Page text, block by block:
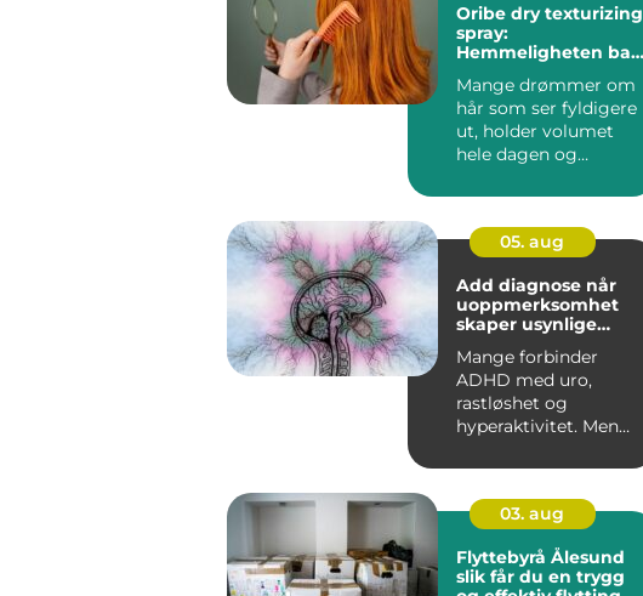
Oribe dry texturizing
spray:
Hemmeligheten bak
Mange drømmer om
hår som ser fyldigere
ut, holder volumet
hele dagen og
05. aug
Add diagnose når
uoppmerksomhet
skaper usynlige
Mange forbinder
ADHD med uro,
rastløshet og
hyperaktivitet. Men
sitter stille, følge...
03. aug
Flyttebyrå Ålesund
slik får du en trygg